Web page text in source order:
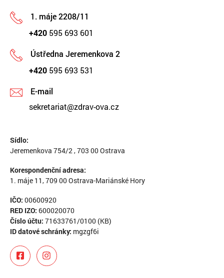
1. máje 2208/11
+420 595 693 601
Ústředna Jeremenkova 2
+420 595 693 531
E-mail
sekretariat@zdrav-ova.cz
Sídlo:
Jeremenkova 754/2 , 703 00 Ostrava
Korespondenční adresa:
1. máje 11, 709 00 Ostrava-Mariánské Hory
IČO: 00600920
RED IZO: 600020070
Číslo účtu: 71633761/0100 (KB)
ID datové schránky: mgzgf6i